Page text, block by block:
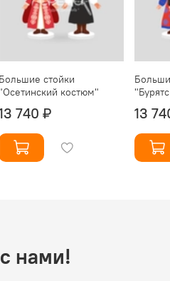
Большие стойки
"Осетинский костюм"
740 ₽ 13
нами!